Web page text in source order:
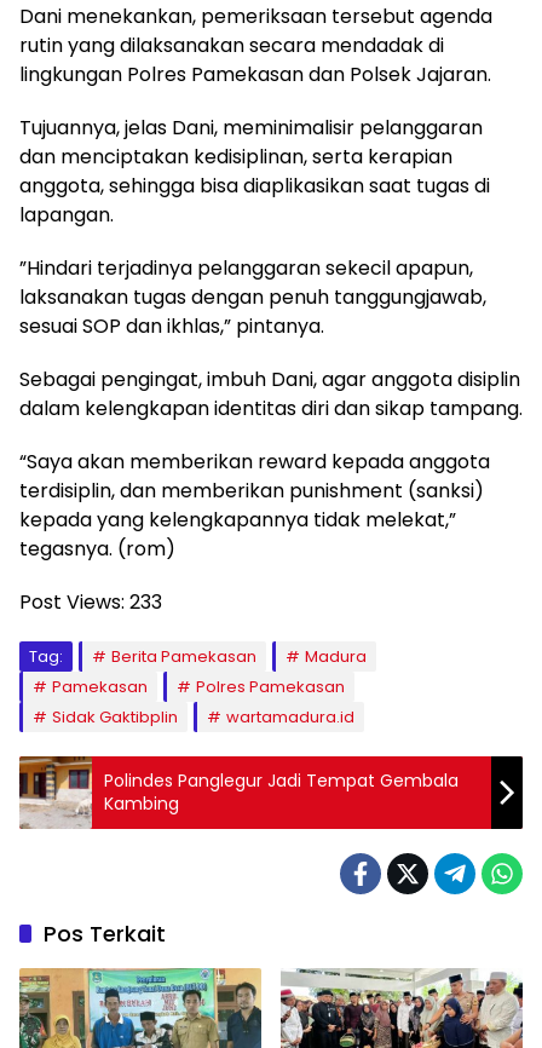
Dani menekankan, pemeriksaan tersebut agenda
rutin yang dilaksanakan secara mendadak di
lingkungan Polres Pamekasan dan Polsek Jajaran.
Tujuannya, jelas Dani, meminimalisir pelanggaran
dan menciptakan kedisiplinan, serta kerapian
anggota, sehingga bisa diaplikasikan saat tugas di
lapangan.
”Hindari terjadinya pelanggaran sekecil apapun,
laksanakan tugas dengan penuh tanggungjawab,
sesuai SOP dan ikhlas,” pintanya.
Sebagai pengingat, imbuh Dani, agar anggota disiplin
dalam kelengkapan identitas diri dan sikap tampang.
“Saya akan memberikan reward kepada anggota
terdisiplin, dan memberikan punishment (sanksi)
kepada yang kelengkapannya tidak melekat,”
tegasnya. (rom)
Post Views: 233
Tag: Berita Pamekasan
Madura
Pamekasan
Polres Pamekasan
Sidak Gaktibplin
wartamadura.id
Polindes Panglegur Jadi Tempat Gembala
Kambing
Pos Terkait